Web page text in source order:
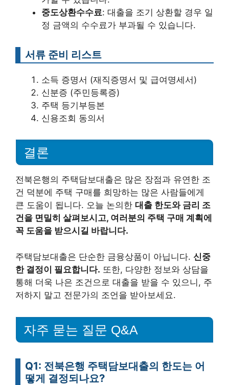
중도상환수수료: 대출을 조기 상환할 경우 일
정 금액의 수수료가 부과될 수 있습니다.
서류 준비 리스트
소득 증명서 (재직증명서 및 급여명세서)
신분증 (주민등록증)
주택 등기부등본
신용조회 동의서
결론
전북은행의 주택담보대출은 많은 장점과 유연한 조
건 덕분에 주택 구매를 희망하는 많은 사람들에게
큰 도움이 됩니다. 오늘 논의한 대출 한도와 금리 조
건을 면밀히 살펴보시고, 여러분의 주택 구매 계획에
꼭 도움을 받으시길 바랍니다.
주택담보대출은 단순한 금융상품이 아닙니다. 신중
한 결정이 필요합니다. 또한, 다양한 정보와 상담을
통해 더욱 나은 조건으로 대출을 받을 수 있으니, 주
저하지 말고 전문가의 조언을 받아보세요.
자주 묻는 질문 Q&A
Q1: 전북은행 주택담보대출의 한도는 어
떻게 결정되나요?